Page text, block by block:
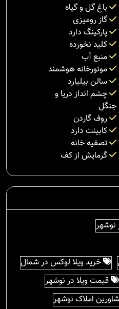
باغ گل و گیاه
گاز رومیزی
پارکینگ دارد
کلید نخورده
منبع آب
موتورخانه هوشمند
سالن بیلیارد
چشم انداز دریا و
جنگل
روف گاردن
کابینت دارد
تصفیه خانه
گرمایش از کف
نوشهر
خرید ویلا لوکس در شمال
قیمت ویلا در نوشهر
املاک نوشهر